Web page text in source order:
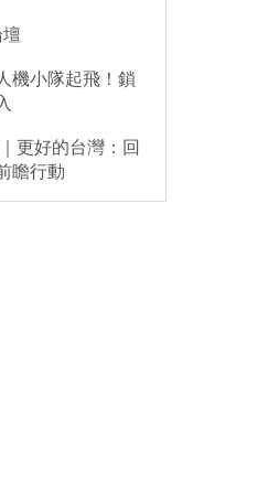
機小隊起飛！鎖
更好的台灣：回
瞻行動